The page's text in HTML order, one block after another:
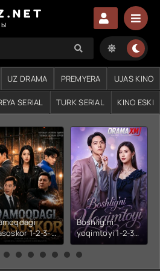
UZ DRAMA PREMYERA UJAS KINO
SERIAL TURK SERIAL KINO ESKI
1-2-3-
6-7-10-20-
50-60-70-80-
Boshlig'ni
yoqimtoyi 1-2-3-
4-5-6-7-10-20-
30-50-60-70-80-